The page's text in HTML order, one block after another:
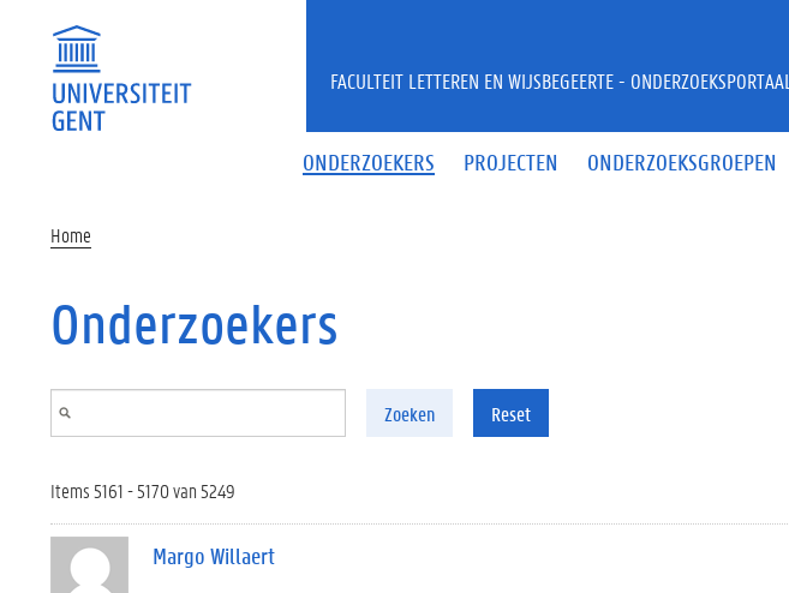
ONDERZOEKERS PROJECTEN ONDERZOEKSGROEPEN
FACULTEIT LETTEREN EN WIJSBEGEERTE - ONDERZOEKSPORTAAL
Home
Onderzoekers
Zoeken Reset
Items 5161 - 5170 van 5249
Margo Willaert